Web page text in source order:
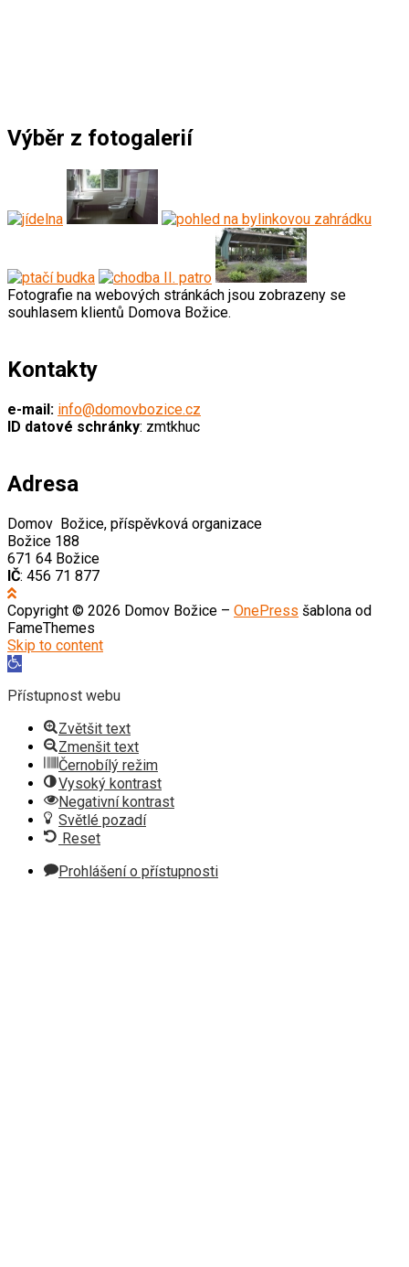
Výběr z fotogalerií
Fotografie na webových stránkách jsou zobrazeny se
souhlasem klientů Domova Božice.
Kontakty
e-mail: info@domovbozice.cz
ID datové schránky: zmtkhuc
Adresa
Domov Božice, příspěvková organizace
Božice 188
671 64 Božice
IČ: 456 71 877
Copyright © 2026 Domov Božice – OnePress šablona od
FameThemes
Skip to content
Open
Přístupnost webu
Zvětšit text
Zmenšit text
Černobílý režim
Vysoký kontrast
Negativní kontrast
Světlé pozadí
Reset
Prohlášení o přístupnosti